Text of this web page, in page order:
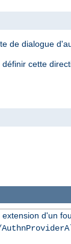
de dialogue
cette
d'un